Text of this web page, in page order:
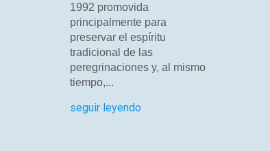
1992 promovida
principalmente para
preservar el espíritu
tradicional de las
peregrinaciones y, al mismo
tiempo,...
seguir leyendo